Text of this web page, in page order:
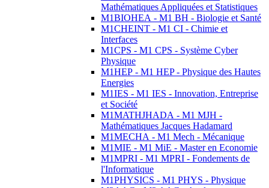
Mathématiques Appliquées et Statistiques
M1BIOHEA - M1 BH - Biologie et Santé
M1CHEINT - M1 CI - Chimie et
Interfaces
M1CPS - M1 CPS - Système Cyber
Physique
M1HEP - M1 HEP - Physique des Hautes
Energies
M1IES - M1 IES - Innovation, Entreprise
et Société
M1MATHJHADA - M1 MJH -
Mathématiques Jacques Hadamard
M1MECHA - M1 Mech - Mécanique
M1MIE - M1 MiE - Master en Economie
M1MPRI - M1 MPRI - Fondements de
l'Informatique
M1PHYSICS - M1 PHYS - Physique